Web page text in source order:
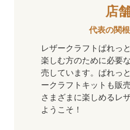
店
代表の関
レザークラフトぱれっ
楽しむ方のために必要
売しています。ぱれっ
ークラフトキットも販
さまざまに楽しめるレ
ようこそ！